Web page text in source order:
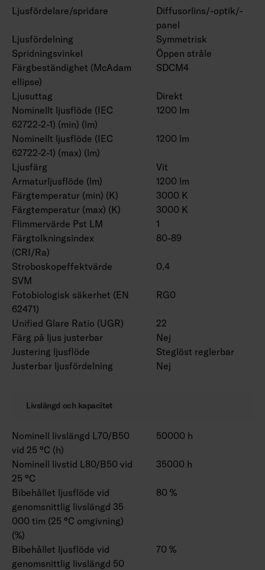
Ljusfördelare/spridare
Diffusorlins/-optik/-
panel
Ljusfördelning
Symmetrisk
Spridningsvinkel
Öppen stråle
Färgbeständighet (McAdam
ellipse)
SDCM4
Ljusuttag
Direkt
Nominellt ljusflöde (IEC
62722-2-1) (min) (lm)
1200 lm
Nominellt ljusflöde (IEC
62722-2-1) (max) (lm)
1200 lm
Ljusfärg
Vit
Armaturljusflöde (lm)
1200 lm
Färgtemperatur (min) (K)
3000 K
Färgtemperatur (max) (K)
3000 K
Flimmervärde Pst LM
1
Färgtolkningsindex
(CRI/Ra)
80-89
Stroboskopeffektvärde
SVM
0.4
Fotobiologisk säkerhet (EN
62471)
RG0
Unified Glare Ratio (UGR)
22
Färg på ljus justerbar
Nej
Justering ljusflöde
Steglöst reglerbar
Justerbar ljusfördelning
Nej
Livslängd och kapacitet
Nominell livslängd L70/B50
vid 25 °C (h)
50000 h
Nominell livstid L80/B50 vid
25 °C
35000 h
Bibehållet ljusflöde vid
genomsnittlig livslängd 35
000 tim (25 °C omgivning)
(%)
80 %
Bibehållet ljusflöde vid
genomsnittlig livslängd 50
70 %